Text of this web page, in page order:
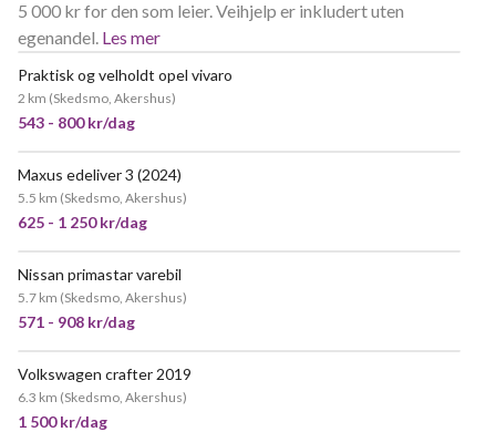
5 000 kr for den som leier. Veihjelp er inkludert uten
egenandel. Les mer
Praktisk og velholdt opel vivaro
2 km (Skedsmo, Akershus)
543 - 800 kr/dag
Maxus edeliver 3 (2024)
5.5 km (Skedsmo, Akershus)
625 - 1 250 kr/dag
Nissan primastar varebil
5.7 km (Skedsmo, Akershus)
571 - 908 kr/dag
Volkswagen crafter 2019
6.3 km (Skedsmo, Akershus)
1 500 kr/dag